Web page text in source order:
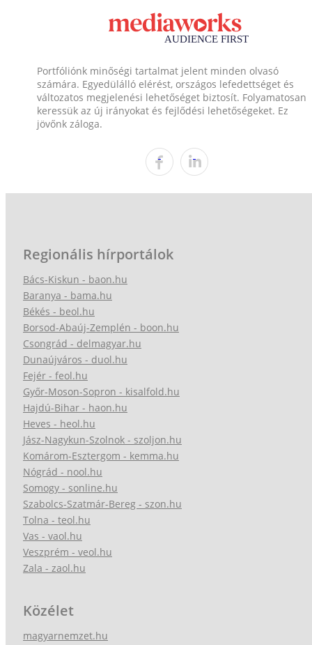
Portfóliónk minőségi tartalmat jelent minden olvasó
számára. Egyedülálló elérést, országos lefedettséget és
változatos megjelenési lehetőséget biztosít. Folyamatosan
keressük az új irányokat és fejlődési lehetőségeket. Ez
jövőnk záloga.
Regionális hírportálok
Bács-Kiskun - baon.hu
Baranya - bama.hu
Békés - beol.hu
Borsod-Abaúj-Zemplén - boon.hu
Csongrád - delmagyar.hu
Dunaújváros - duol.hu
Fejér - feol.hu
Győr-Moson-Sopron - kisalfold.hu
Hajdú-Bihar - haon.hu
Heves - heol.hu
Jász-Nagykun-Szolnok - szoljon.hu
Komárom-Esztergom - kemma.hu
Nógrád - nool.hu
Somogy - sonline.hu
Szabolcs-Szatmár-Bereg - szon.hu
Tolna - teol.hu
Vas - vaol.hu
Veszprém - veol.hu
Zala - zaol.hu
Közélet
magyarnemzet.hu